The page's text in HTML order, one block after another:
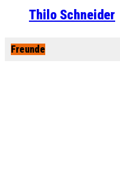
Thilo Schneider
Freunde